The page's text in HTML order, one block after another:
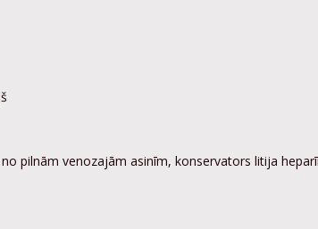
pilnām venozajām asinīm, konservators litija